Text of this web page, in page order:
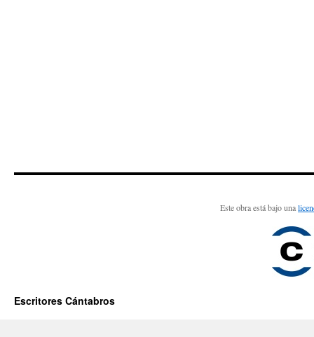
Este obra está bajo una
Escritores Cántabros